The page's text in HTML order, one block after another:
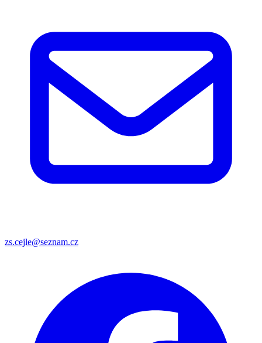
zs.cejle@seznam.cz